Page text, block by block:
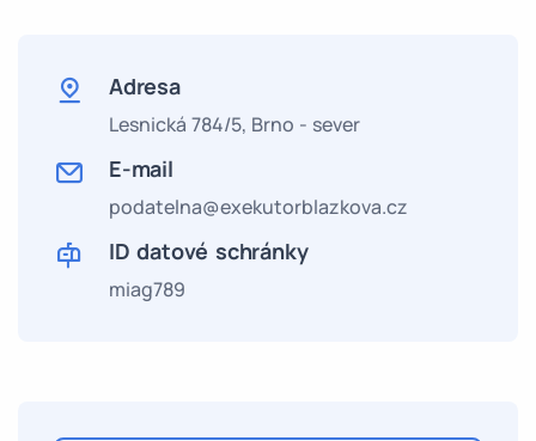
Adresa
Lesnická 784/5, Brno - sever
E-mail
podatelna@exekutorblazkova.cz
ID datové schránky
miag789